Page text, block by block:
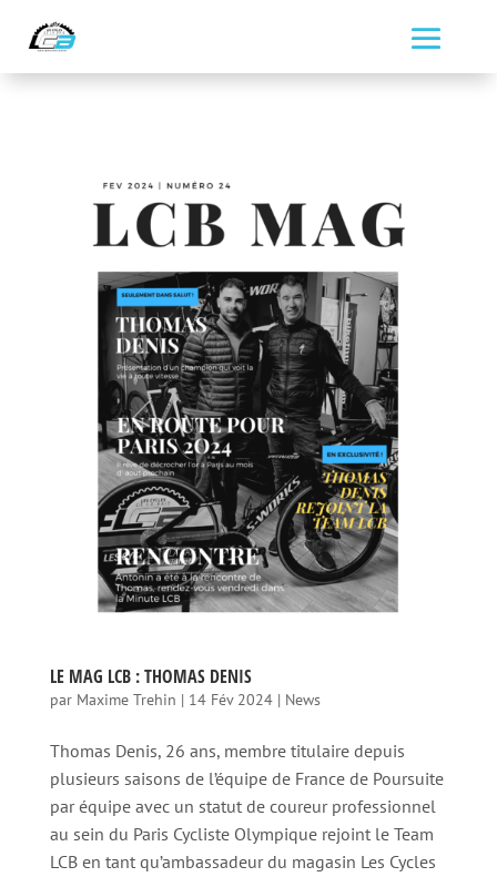
LE MAG LCB : THOMAS DENIS
par Maxime Trehin | 14 Fév 2024| News
Thomas Denis, 26 ans, membre titulaire depuis
plusieurs saisons de l’équipe de France de Poursuite
par équipe avec un statut de coureur professionnel
au sein du Paris Cycliste Olympique rejoint le Team
LCB en tant qu’ambassadeur du magasin Les Cycles